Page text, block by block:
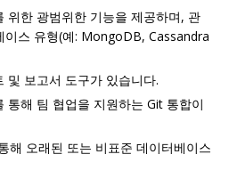
위한 광범위한 기능을 제공하며, 관
이스 유형(예: MongoDB, Cassandra
및 보고서 도구가 있습니다.
통해 팀 협업을 지원하는 Git 통합이
해 오래된 또는 비표준 데이터베이스